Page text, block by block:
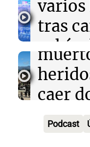
Tarde y
Episodios
varios
tras
desde
Panorama
Episodios
caer
desde
Audio.
noche
Audio.
Podcast